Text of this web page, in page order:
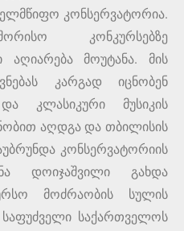
კონსერვატორია.
კონკურსებზე
აღიარება მოუტანა. მის
კარგად იცნობენ
კლასიკური მუსიკის
აღდგა და თბილისის
კონსერვატორიის
დოიჯაშვილი გახდა
მოძრაობის სულის
საფუძველი საქართველოს